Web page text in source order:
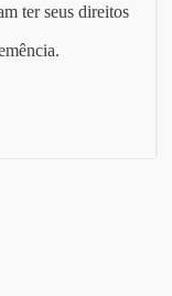
ter seus direitos